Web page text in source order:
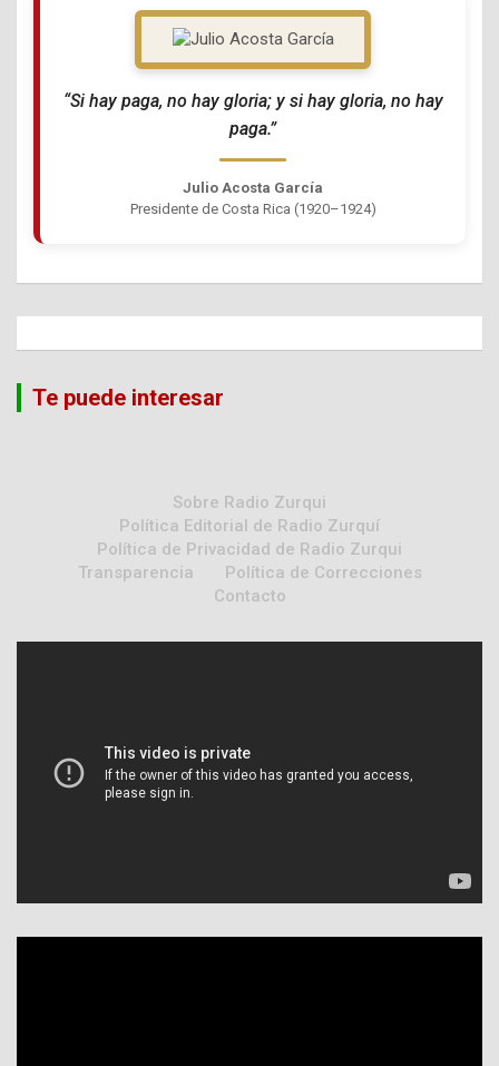
“Si hay paga, no hay gloria; y si hay gloria, no hay
paga.”
Julio Acosta García
Presidente de Costa Rica (1920–1924)
Te puede interesar
Sobre Radio Zurqui
Política Editorial de Radio Zurquí
Política de Privacidad de Radio Zurqui
Transparencia
Política de Correcciones
Contacto